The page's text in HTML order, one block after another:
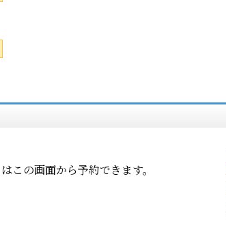
この画面から予約できます。